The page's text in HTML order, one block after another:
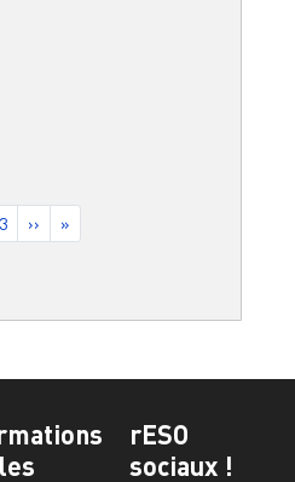
Page
3 Page suivante
›› Dernière page
»
rESO
sociaux !